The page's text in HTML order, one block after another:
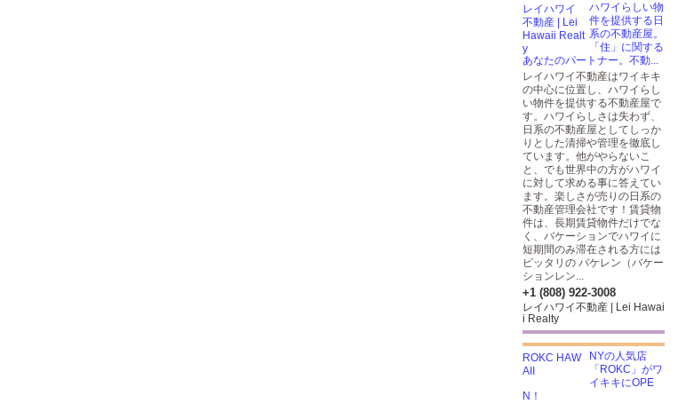
ハワイらしい物
件を提供する日
系の不動産屋。
「住」に関する
あなたのパートナー。不動...
レイハワイ不動産はワイキキ
の中心に位置し、ハワイらし
い物件を提供する不動産屋で
す。ハワイらしさは失わず、
日系の不動産屋としてしっか
りとした清掃や管理を徹底し
ています。他がやらないこ
と、でも世界中の方がハワイ
に対して求める事に答えてい
ます。楽しさが売りの日系の
不動産管理会社です！賃貸物
件は、長期賃貸物件だけでな
く、バケーションでハワイに
短期間のみ滞在される方には
ピッタリの バケレン（バケー
ションレン...
+1 (808) 922-3008
レイハワイ不動産 | Lei Hawai
i Realty
NYの人気店
「ROKC」がワ
イキキにOPE
N！